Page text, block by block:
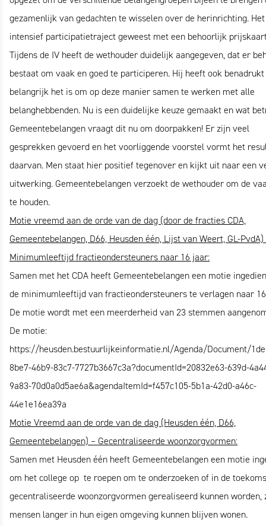
gezamenlijk van gedachten te wisselen over de herinrichting.
intensief participatietraject geweest met een behoorlijk
Tijdens de IV heeft de wethouder duidelijk aangegeven, dat er
bestaat om vaak en goed te participeren. Hij heeft ook benadrukt
belangrijk het is om op deze manier samen te werken met alle
belanghebbenden. Nu is een duidelijke keuze gemaakt en wat
Gemeentebelangen vraagt dit nu om doorpakken! Er zijn veel
gesprekken gevoerd en het voorliggende voorstel vormt het
daarvan. Men staat hier positief tegenover en kijkt uit naar een
uitwerking. Gemeentebelangen verzoekt de wethouder om de
te houden.
Motie vreemd aan de orde van de dag (door de fracties CDA,
Gemeentebelangen, D66, Heusden één, Lijst van Weert, GL-PvdA)
Minimumleeftijd fractieondersteuners naar 16 jaar:
Samen met het CDA heeft Gemeentebelangen een motie
de minimumleeftijd van fractieondersteuners te verlagen naar
De motie wordt met een meerderheid van 23 stemmen
De motie:
https://heusden.bestuurlijkeinformatie.nl/Agenda/Document/
8be7-46b9-83c7-7727b3667c3a?documentId=20832e63-639d-
9a83-70d0a0d5ae6a&agendaItemId=f457c105-5b1a-42d0-a46c-
44e1e16ea39a
Motie Vreemd aan de orde van de dag (Heusden één, D66,
Gemeentebelangen) – Gecentraliseerde woonzorgvormen:
Samen met Heusden één heeft Gemeentebelangen een motie
om het college op te roepen om te onderzoeken of in de
gecentraliseerde woonzorgvormen gerealiseerd kunnen worden,
mensen langer in hun eigen omgeving kunnen blijven wonen.